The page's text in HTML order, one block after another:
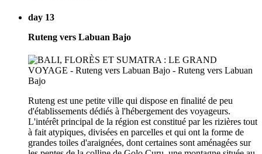
day 13
Ruteng vers Labuan Bajo
Ruteng est une petite ville qui dispose en finalité de peu
d'établissements dédiés à l'hébergement des voyageurs.
L'intérêt principal de la région est constitué par les rizières tout
à fait atypiques, divisées en parcelles et qui ont la forme de
grandes toiles d'araignées, dont certaines sont aménagées sur